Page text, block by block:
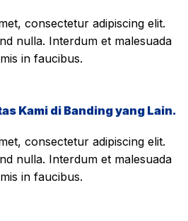
consectetur adipiscing elit.
nulla. Interdum et malesuada
in faucibus.
Kami di Banding yang Lain.
consectetur adipiscing elit.
nulla. Interdum et malesuada
in faucibus.